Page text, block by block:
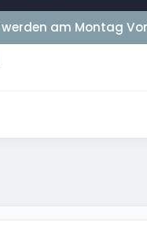
werden am Montag